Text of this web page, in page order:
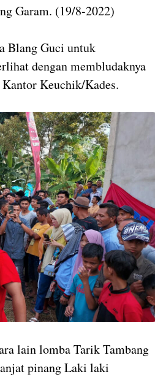
Garam. (19/8-2022)
Blang Guci untuk
dengan membludaknya
Keuchik/Kades.
lain lomba Tarik Tambang
pinang Laki laki